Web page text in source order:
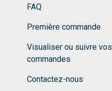
FAQ
Première commande
Visualiser ou suivre vos
commandes
Contactez-nous